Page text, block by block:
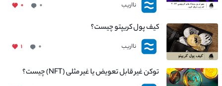
نااریب ۰ ۰
کیف پول کریپتو چیست؟
نااریب ۰ ۱
توکن غیر قابل تعویض یا غیر مثلی (NFT) چیست؟